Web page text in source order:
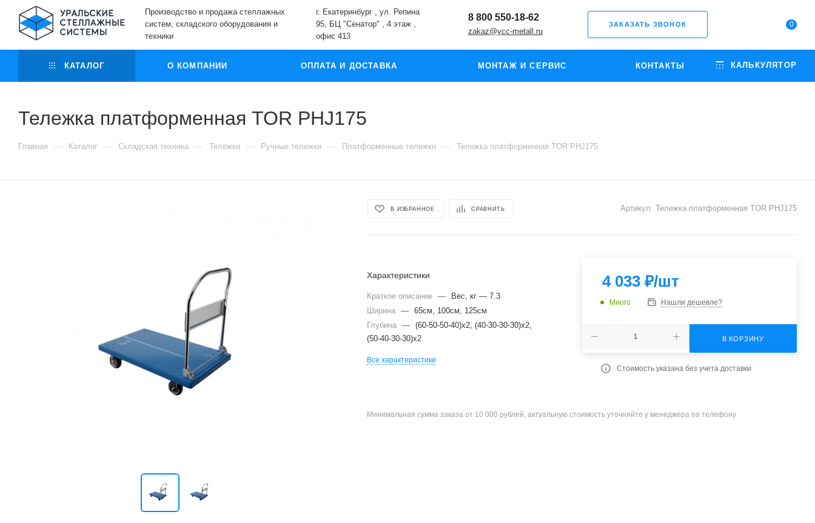
Производство и продажа стеллажных
систем, складского оборудования и
техники
г. Екатеринбург , ул. Репина
95, БЦ "Сенатор" , 4 этаж ,
офис 413
8 800 550-18-62
zakaz@ycc-metall.ru
ЗАКАЗАТЬ ЗВОНОК 0
КАТАЛОГ О КОМПАНИИ ОПЛАТА И ДОСТАВКА МОНТАЖ И СЕРВИС КОНТАКТЫ КАЛЬКУЛЯТОР
Тележка платформенная TOR PHJ175
Главная — Каталог — Складская техника — Тележки — Ручные тележки — Платформенные тележки — Тележка платформенная TOR PHJ175
В ИЗБРАННОЕ СРАВНИТЬ Артикул: Тележка платформенная TOR PHJ175
Характеристики
Краткое описание —
Вес, кг — 7.3
Ширина
—
65см, 100см, 125см
Глубина
—
(60-50-50-40)x2, (40-30-30-30)x2,
(50-40-30-30)x2
Все характеристики
4 033₽/шт
Много Нашли дешевле?
В КОРЗИНУ
Стоимость указана без учета доставки
Минимальная сумма заказа от 10 000 рублей, актуальную стоимость уточняйте у менеджера по телефону